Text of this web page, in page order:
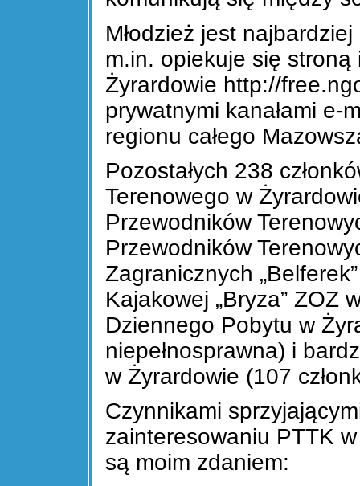
Młodzież jest
m.in. opiekuje się stroną
Żyrardowie http://
prywatnymi kanałami e-
regionu całego
Pozostałych 238
Terenowego w
Przewodników
Przewodników
Zagranicznych
Kajakowej „Bryza” ZOZ
Dziennego Pobytu w
niepełnosprawna) i
w Żyrardowie (107
Czynnikami
zainteresowaniu PTTK
są moim zdaniem: